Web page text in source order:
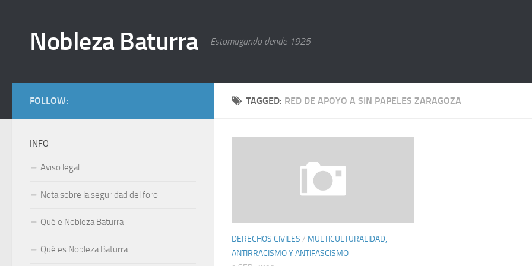
Nobleza Baturra Estomagando dende 1925
TAGGED: RED DE APOYO A SIN PAPELES ZARAGOZA
DERECHOS CIVILES / MULTICULTURALIDAD,
ANTIRRACISMO Y ANTIFASCISMO
FOLLOW:
INFO
Aviso legal
Nota sobre la seguridad del foro
Qué e Nobleza Baturra
Qué es Nobleza Baturra